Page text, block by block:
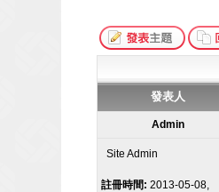
發表人
Admin
Site Admin
註冊時間: 2013-05-08,